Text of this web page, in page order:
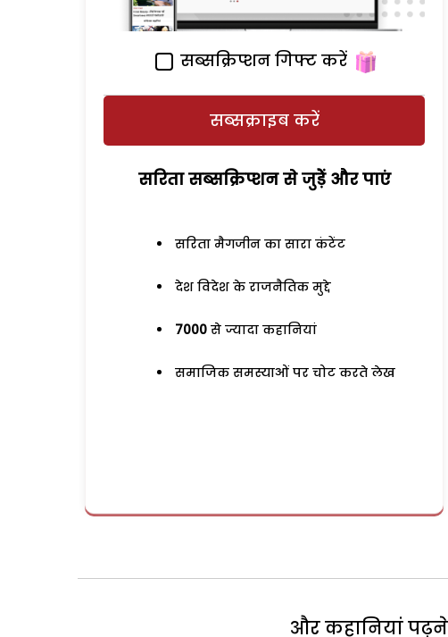
सब्सक्रिप्शन गिफ्ट करें
सब्सक्राइब करें
सरिता सब्सक्रिप्शन से जुड़ेें और पाएं
सरिता मैगजीन का सारा कंटेंट
देश विदेश के राजनैतिक मुद्दे
7000 से ज्यादा कहानियां
समाजिक समस्याओं पर चोट करते लेख
और कहानियां